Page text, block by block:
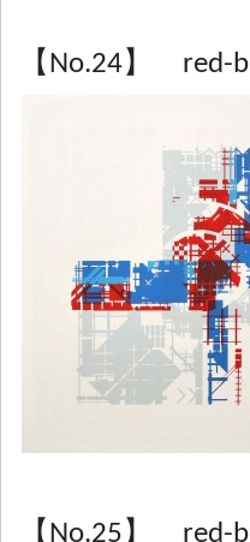
【No.24】 red-
【No.25】 red-